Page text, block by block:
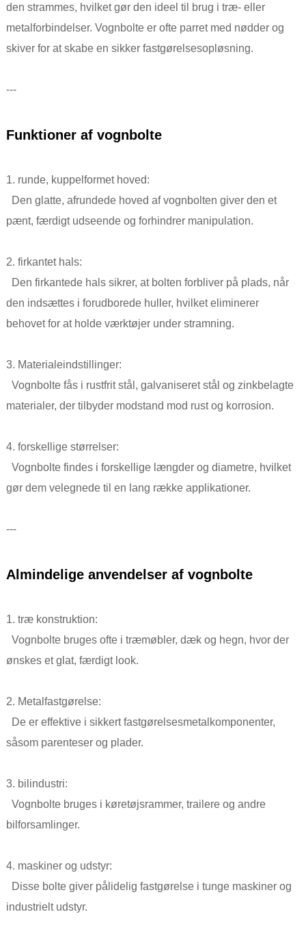
den strammes, hvilket gør den ideel til brug i træ- eller
metalforbindelser. Vognbolte er ofte parret med nødder og
skiver for at skabe en sikker fastgørelsesopløsning.
---
Funktioner af vognbolte
1. runde, kuppelformet hoved:
Den glatte, afrundede hoved af vognbolten giver den et
pænt, færdigt udseende og forhindrer manipulation.
2. firkantet hals:
Den firkantede hals sikrer, at bolten forbliver på plads, når
den indsættes i forudborede huller, hvilket eliminerer
behovet for at holde værktøjer under stramning.
3. Materialeindstillinger:
Vognbolte fås i rustfrit stål, galvaniseret stål og zinkbelagte
materialer, der tilbyder modstand mod rust og korrosion.
4. forskellige størrelser:
Vognbolte findes i forskellige længder og diametre, hvilket
gør dem velegnede til en lang række applikationer.
---
Almindelige anvendelser af vognbolte
1. træ konstruktion:
Vognbolte bruges ofte i træmøbler, dæk og hegn, hvor der
ønskes et glat, færdigt look.
2. Metalfastgørelse:
De er effektive i sikkert fastgørelsesmetalkomponenter,
såsom parenteser og plader.
3. bilindustri:
Vognbolte bruges i køretøjsrammer, trailere og andre
bilforsamlinger.
4. maskiner og udstyr:
Disse bolte giver pålidelig fastgørelse i tunge maskiner og
industrielt udstyr.